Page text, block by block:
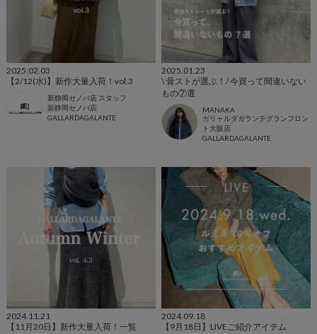
2025.02.03
【2/12(水)】新作大量入荷！vol.3
新静岡セノバ店 スタッフ
新静岡セノバ店
GALLARDAGALANTE
2025.01.23
\ 骨ストが選ぶ！/ 今買って間違いない
もの⑦選
MANAKA
ガリャルダガランテグランフロン
ト大阪店
GALLARDAGALANTE
2024.11.21
【11月20日】新作大量入荷！一覧
2024.09.18
【9月18日】LIVEご紹介アイテム